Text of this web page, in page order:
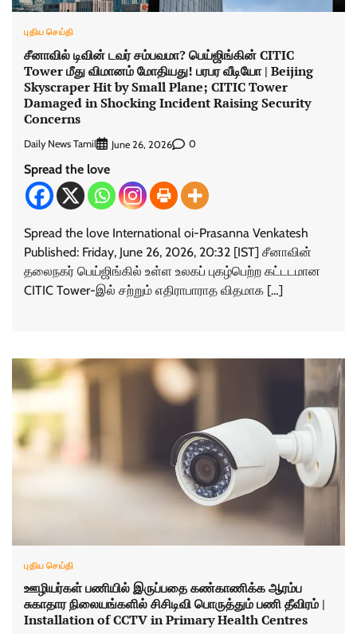
புதிய செய்தி
சீனாவில் டிவின் டவர் சம்பவமா? பெய்ஜிங்கின் CITIC
Tower மீது விமானம் மோதியது! பரபர வீடியோ | Beijing
Skyscraper Hit by Small Plane; CITIC Tower
Damaged in Shocking Incident Raising Security
Concerns
Daily News Tamil June 26, 2026 0
Spread the love
Spread the love International oi-Prasanna Venkatesh
Published: Friday, June 26, 2026, 20:32 [IST] சீனாவின்
தலைநகர் பெய்ஜிங்கில் உள்ள உலகப் புகழ்பெற்ற கட்டடமான
CITIC Tower-இல் சற்றும் எதிராபாராத விதமாக […]
புதிய செய்தி
ஊழியர்கள் பணியில் இருப்பதை கண்காணிக்க ஆரம்ப
சுகாதார நிலையங்களில் சிசிடிவி பொருத்தும் பணி தீவிரம் |
Installation of CCTV in Primary Health Centres